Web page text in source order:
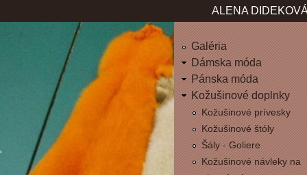
ALENA
Galéria
Dámska móda
Pánska móda
Kožušinové doplnky
Kožušinové prívesky
Kožušinové štóly
Šály - Goliere
Kožušinové návleky na